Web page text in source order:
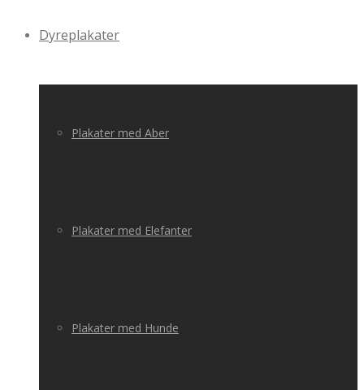
Dyreplakater
Plakater med Aber
Plakater med Elefanter
Plakater med Hunde